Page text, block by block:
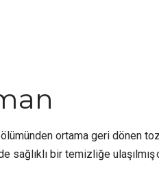
ortama geri dönen
bir temizliğe